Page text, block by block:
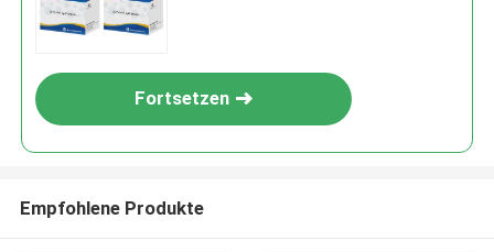
Fortsetzen
Empfohlene Produkte